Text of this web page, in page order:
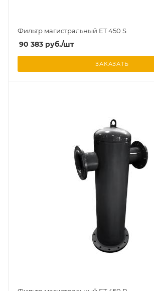
Фильтр магистральный ET 450 S
90 383 руб./шт
ЗАКАЗАТЬ